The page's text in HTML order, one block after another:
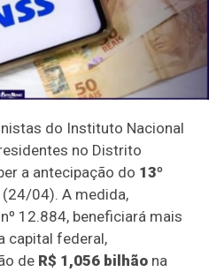
do Instituto Nacional
no Distrito
a antecipação do 13º
04). A medida,
12.884, beneficiará mais
capital federal,
de R$ 1,056 bilhão na